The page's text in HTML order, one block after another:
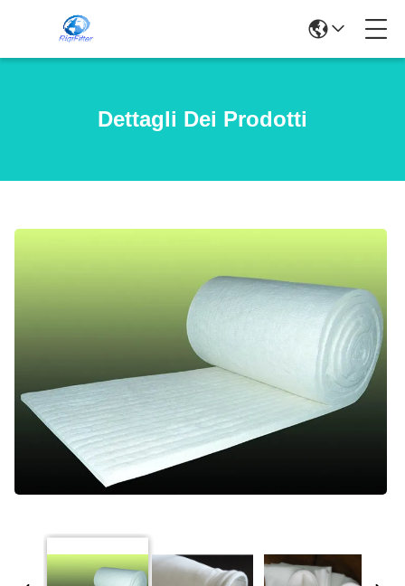
Dettagli Dei Prodotti